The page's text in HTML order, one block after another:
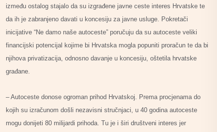
između ostalog stajalo da su izgrađene javne ceste interes Hrvatske te
da ih je zabranjeno davati u koncesiju za javne usluge. Pokretači
inicijative “Ne damo naše autoceste” poručuju da su autoceste veliki
financijski potencijal kojime bi Hrvatska mogla popuniti proračun te da bi
njihova privatizacija, odnosno davanje u koncesiju, oštetila hrvatske
građane.
– Autoceste donose ogroman prihod Hrvatskoj. Prema procjenama do
kojih su izračunom došli nezavisni stručnjaci, u 40 godina autoceste
mogu donijeti 80 milijardi prihoda. Tu je i širi društveni interes jer